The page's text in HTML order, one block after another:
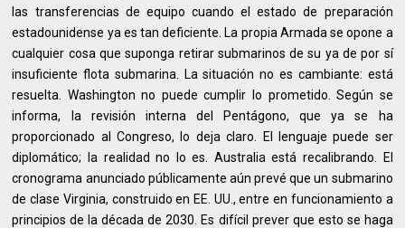
las transferencias de equipo cuando el estado de preparación
estadounidense ya es tan deficiente. La propia Armada se opone a
cualquier cosa que suponga retirar submarinos de su ya de por sí
insuficiente flota submarina. La situación no es cambiante: está
resuelta. Washington no puede cumplir lo prometido. Según se
informa, la revisión interna del Pentágono, que ya se ha
proporcionado al Congreso, lo deja claro. El lenguaje puede ser
diplomático; la realidad no lo es. Australia está recalibrando. El
cronograma anunciado públicamente aún prevé que un submarino
de clase Virginia, construido en EE. UU., entre en funcionamiento a
principios de la década de 2030. Es difícil prever que esto se haga